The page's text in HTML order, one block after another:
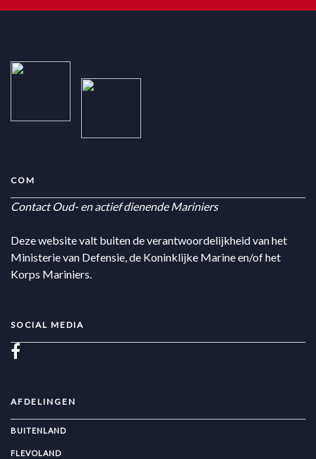
COM
Contact Oud- en actief dienende Mariniers
Deze website valt buiten de verantwoordelijkheid van het
Ministerie van Defensie, de Koninklijke Marine en/of het
Korps Mariniers.
SOCIAL MEDIA
AFDELINGEN
BUITENLAND
FLEVOLAND